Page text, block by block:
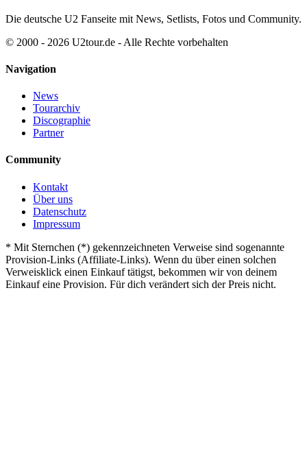
Die deutsche U2 Fanseite mit News, Setlists, Fotos und Community.
© 2000 - 2026 U2tour.de - Alle Rechte vorbehalten
Navigation
News
Tourarchiv
Discographie
Partner
Community
Kontakt
Über uns
Datenschutz
Impressum
* Mit Sternchen (*) gekennzeichneten Verweise sind sogenannte
Provision-Links (Affiliate-Links). Wenn du über einen solchen
Verweisklick einen Einkauf tätigst, bekommen wir von deinem
Einkauf eine Provision. Für dich verändert sich der Preis nicht.